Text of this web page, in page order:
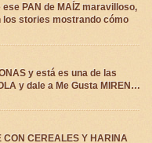
PAN de MAÍZ maravilloso,
los stories mostrando cómo
y está es una de las
y dale a Me Gusta MIREN…
CEREALES Y HARINA